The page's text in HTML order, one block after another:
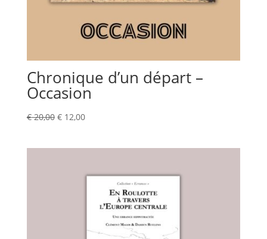
Chronique d’un départ –
Occasion
€20,00 Le
€12,00Le